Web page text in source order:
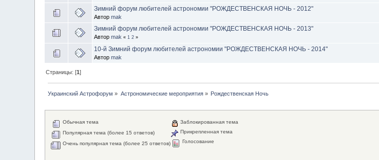
Зимний форум любителей астрономии "РОЖДЕСТВЕНСКАЯ НОЧЬ - 2012"
Авторmak
Зимний форум любителей астрономии "РОЖДЕСТВЕНСКАЯ НОЧЬ - 2013"
Авторmak « 1 2 »
10-й Зимний форум любителей астрономии "РОЖДЕСТВЕНСКАЯ НОЧЬ - 2014"
Авторmak
Страницы: [1]
Украинский Астрофорум » Астрономические мероприятия» Рождественская Ночь
Обычная тема
Популярная тема (более 15 ответов)
Очень популярная тема (более 25 ответов)
Заблокированная тема
Прикрепленная тема
Голосование